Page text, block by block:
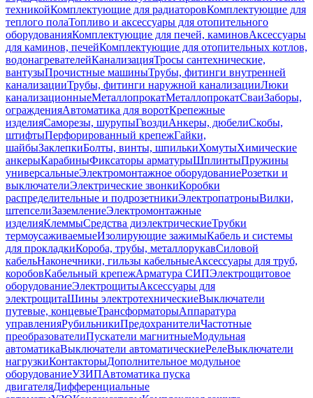
техникойКомплектующие для радиаторовКомплектующие для
теплого полаТопливо и аксессуары для отопительного
оборудованияКомплектующие для печей, каминовАксессуары
для каминов, печейКомплектующие для отопительных котлов,
водонагревателейКанализацияТросы сантехнические,
вантузыПрочистные машиныТрубы, фитинги внутренней
канализацииТрубы, фитинги наружной канализацииЛюки
канализационныеМеталлопрокатМеталлопрокатСваиЗаборы,
огражденияАвтоматика для воротКрепежные
изделияСаморезы, шурупыГвоздиАнкеры, дюбелиСкобы,
штифтыПерфорированный крепежГайки,
шайбыЗаклепкиБолты, винты, шпилькиХомутыХимические
анкерыКарабиныФиксаторы арматурыШплинтыПружины
универсальныеЭлектромонтажное оборудованиеРозетки и
выключателиЭлектрические звонкиКоробки
распределительные и подрозетникиЭлектропатроныВилки,
штепселиЗаземлениеЭлектромонтажные
изделияКлеммыСредства диэлектрическиеТрубки
термоусаживаемыеИзолирующие зажимыКабель и системы
для прокладкиКороба, трубы, металлорукавСиловой
кабельНаконечники, гильзы кабельныеАксессуары для труб,
коробовКабельный крепежАрматура СИПЭлектрощитовое
оборудованиеЭлектрощитыАксессуары для
электрощитаШины электротехническиеВыключатели
путевые, концевыеТрансформаторыАппаратура
управленияРубильникиПредохранителиЧастотные
преобразователиПускатели магнитныеМодульная
автоматикаВыключатели автоматическиеРелеВыключатели
нагрузкиКонтакторыДополнительное модульное
оборудованиеУЗИПАвтоматика пуска
двигателяДифференциальные